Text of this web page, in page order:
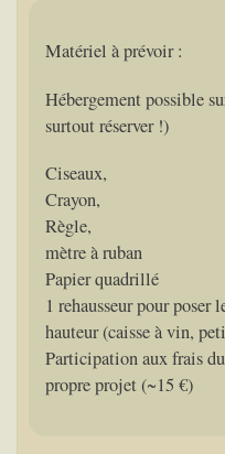
Matériel à prévoir :
Hébergement possible
surtout réserver !)
Ciseaux,
Crayon,
Règle,
mètre à ruban
Papier quadrillé
1 rehausseur pour poser
hauteur (caisse à vin,
Participation aux frais
propre projet (~15 €)